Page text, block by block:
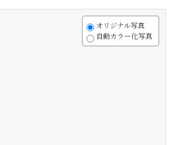
オリジナル写真
自動カラー化写真